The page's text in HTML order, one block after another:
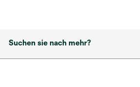
Suchen sie nach mehr?